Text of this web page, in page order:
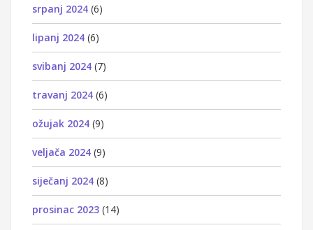
srpanj 2024 (6)
lipanj 2024 (6)
svibanj 2024 (7)
travanj 2024 (6)
ožujak 2024 (9)
veljača 2024 (9)
siječanj 2024 (8)
prosinac 2023 (14)